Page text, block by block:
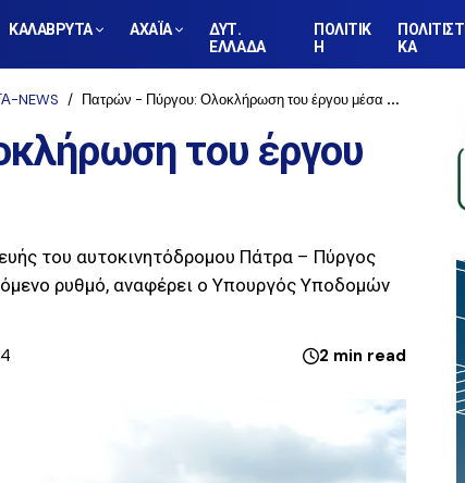
ΚΑΛΑΒΡΥΤΑ ΑΧΑΪΑ
ΔΥΤ.
ΕΛΛΑΔΑ
ΠΟΛΙΤΙΚ
Η
ΠΟΛΙΤΙΣΤΙ
ΚΑ
NEWS Πατρών - Πύργου: Ολοκλήρωση του έργου μέσα στο 2025
του έργου
του αυτοκινητόδρομου Πάτρα – Πύργος
ρυθμό, αναφέρει ο Υπουργός Υποδομών
2 min read